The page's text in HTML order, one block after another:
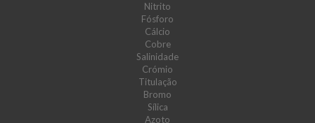
Nitrito
Fósforo
Cálcio
Cobre
Salinidade
Crómio
Titulação
Bromo
Sílica
Azoto